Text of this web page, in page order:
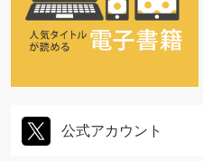
公式アカウント